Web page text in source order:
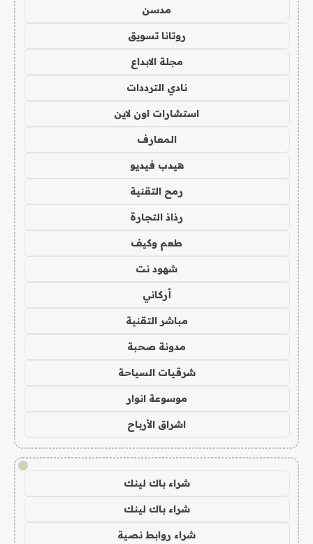
مدسن
روتانا تسويق
مجلة الابداع
نادي الترددات
استشارات اون لاين
المعارف
هيدب فيديو
رمح التقنية
رذاذ التجارة
طعم وكيف
شهود نت
أركاني
مباشر التقنية
مدونة صحبة
شرقيات السياحة
موسوعة انوار
اشراق الأرباح
!
شراء باك لينك
شراء باك لينك
شراء روابط نصية